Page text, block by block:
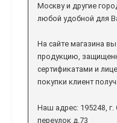
Москву и другие
любой удобной для
На сайте магазина
продукцию,
сертификатами и
покупки клиент
Наш адрес: 195248, г.
переулок д.73